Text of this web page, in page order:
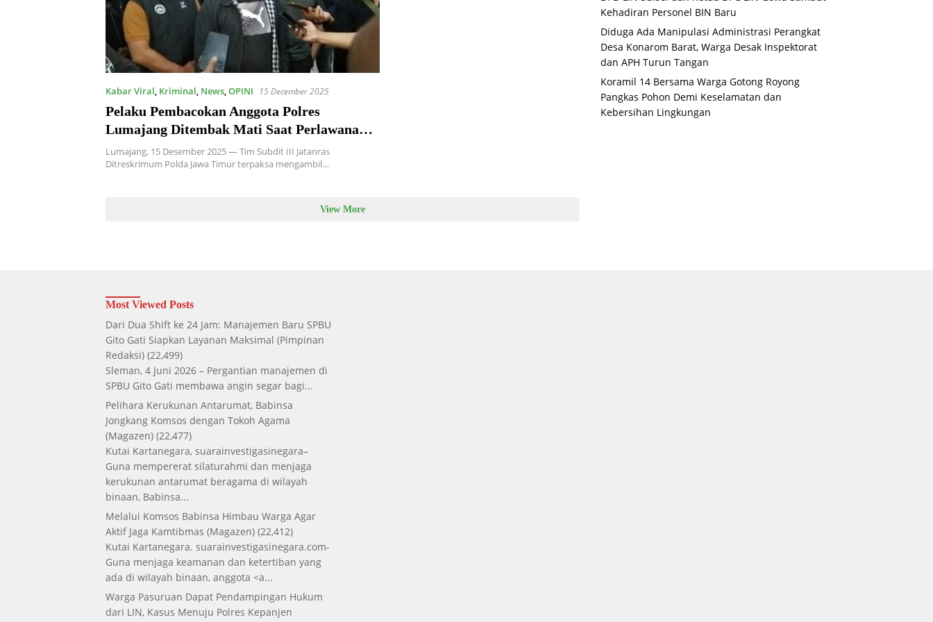
Kabar Viral, Kriminal, News,OPINI 15 December 2025
Pelaku Pembacokan Anggota Polres
Lumajang Ditembak Mati Saat Perlawanan
Hebat dengan Petugas
Lumajang, 15 Desember 2025 — Tim Subdit III Jatanras
Ditreskrimum Polda Jawa Timur terpaksa mengambil…
View More
Kehadiran Personel BIN Baru
Diduga Ada Manipulasi Administrasi Perangkat
Desa Konarom Barat, Warga Desak Inspektorat
dan APH Turun Tangan
Koramil 14 Bersama Warga Gotong Royong
Pangkas Pohon Demi Keselamatan dan
Kebersihan Lingkungan
Most Viewed Posts
Dari Dua Shift ke 24 Jam: Manajemen Baru SPBU
Gito Gati Siapkan Layanan Maksimal (Pimpinan
Redaksi) (22,499)
Sleman, 4 Juni 2026 – Pergantian manajemen di
SPBU Gito Gati membawa angin segar bagi...
Pelihara Kerukunan Antarumat, Babinsa
Jongkang Komsos dengan Tokoh Agama
(Magazen) (22,477)
Kutai Kartanegara, suarainvestigasinegara–
Guna mempererat silaturahmi dan menjaga
kerukunan antarumat beragama di wilayah
binaan, Babinsa...
Melalui Komsos Babinsa Himbau Warga Agar
Aktif Jaga Kamtibmas (Magazen) (22,412)
Kutai Kartanegara. suarainvestigasinegara.com-
Guna menjaga keamanan dan ketertiban yang
ada di wilayah binaan, anggota <a...
Warga Pasuruan Dapat Pendampingan Hukum
dari LIN, Kasus Menuju Polres Kepanjen